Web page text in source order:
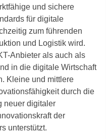
und sichere
für digitale
zum führenden
und Logistik wird.
Anbieter als auch als
in die digitale Wirtschaft
Kleine und mittlere
durch die
neuer digitaler
der
unterstützt.